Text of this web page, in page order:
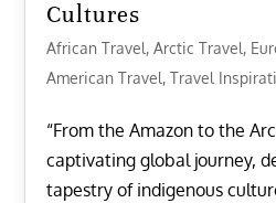
Cultures
African Travel,Arctic Travel,
American Travel,Travel
“From the Amazon to the
captivating global journey,
tapestry of indigenous